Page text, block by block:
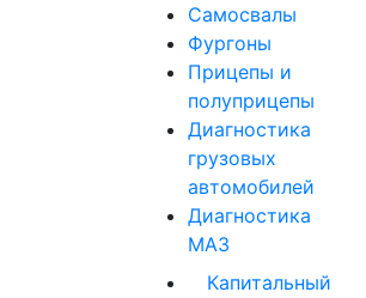
Самосвалы
Фургоны
Прицепы и
полуприцепы
Диагностика
грузовых
автомобилей
Диагностика
МАЗ
Капитальный